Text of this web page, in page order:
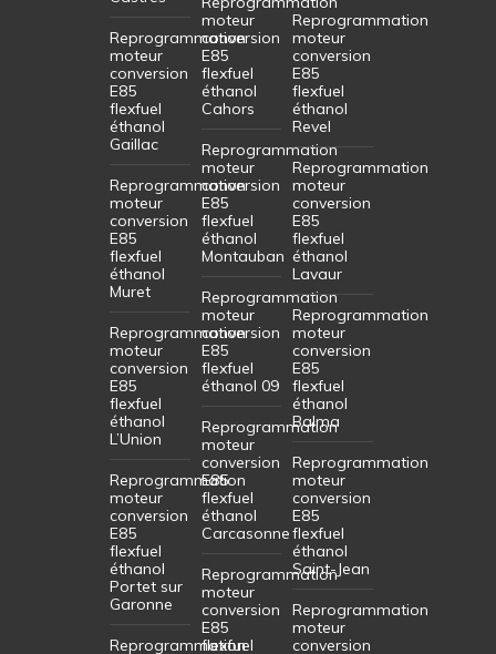
Reprogrammation
moteur
conversion
E85
flexfuel
éthanol
Gaillac
Reprogrammation
moteur
conversion
E85
flexfuel
éthanol
Muret
Reprogrammation
moteur
conversion
E85
flexfuel
éthanol
L’Union
Reprogrammation
moteur
conversion
E85
flexfuel
éthanol
Portet sur
Garonne
Reprogrammation
moteur
conversion
E85
flexfuel
éthanol
Cahors
Reprogrammation
moteur
conversion
E85
flexfuel
éthanol
Montauban
Reprogrammation
moteur
conversion
E85
flexfuel
éthanol 09
Reprogrammation
moteur
conversion
E85
flexfuel
éthanol
Carcasonne
Reprogrammation
moteur
conversion
E85
flexfuel
Reprogrammation
moteur
conversion
E85
flexfuel
éthanol
Revel
Reprogrammation
moteur
conversion
E85
flexfuel
éthanol
Lavaur
Reprogrammation
moteur
conversion
E85
flexfuel
éthanol
Balma
Reprogrammation
moteur
conversion
E85
flexfuel
éthanol
Saint-Jean
Reprogrammation
moteur
conversion